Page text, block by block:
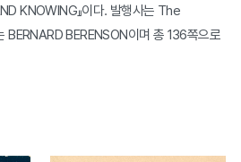
KNOWING』이다. 발행사는 The
BERENSON이며 총 136쪽으로